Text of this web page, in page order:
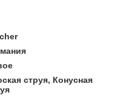
струя, Конусная